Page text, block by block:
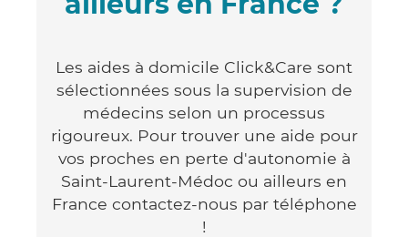
Les aides à domicile Click&Care sont
sélectionnées sous la supervision de
médecins selon un processus
rigoureux. Pour trouver une aide pour
vos proches en perte d'autonomie à
Saint-Laurent-Médoc ou ailleurs en
France contactez-nous par téléphone
!